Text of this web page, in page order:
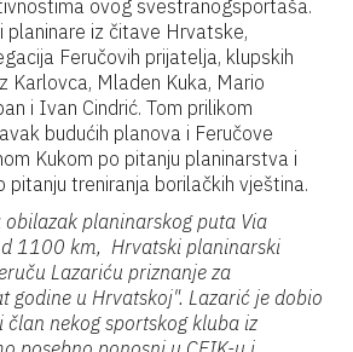
ovog svestranogsportaša.
planinare iz čitave Hrvatske,
Feručovih prijatelja, klupskih
Karlovca, Mladen Kuka, Mario
i Ivan Cindrić. Tom prilikom
budućih planova i Feručove
Kukom po pitanju planinarstva i
pitanju treniranja borilačkih vještina.
obilazak planinarskog puta Via
1100 km, Hrvatski planinarski
Lazariću priznanje za
godine u Hrvatskoj". Lazarić je dobio
nekog sportskog kluba iz